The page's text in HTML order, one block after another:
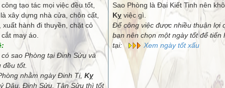
tạo tác mọi việc đều tốt,
xây dựng nhà cửa, chôn cất,
xuất hành đi thuyền, chặt cỏ
may áo.
sao Phòng tại Đinh Sửu và
đều tốt.
nhằm ngày Đinh Tị, Kỵ
Dậu, Đinh Sửu, Tân Sửu thì tốt
Sao Phòng là Đại Kiết Tinh nên
Kỵviệc gì.
Để công việc được nhiều thuận lợi
bạn nên chọn một ngày tốt để tiến
tại:
Xem ngày tốt xấu